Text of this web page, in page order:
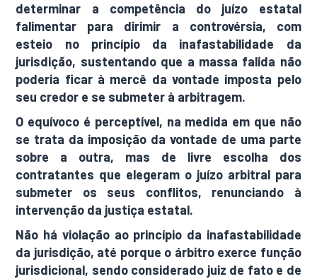
determinar a competência do juízo estatal
falimentar para dirimir a controvérsia, com
esteio no princípio da inafastabilidade da
jurisdição, sustentando que a massa falida não
poderia ficar à mercê da vontade imposta pelo
seu credor e se submeter à arbitragem.
O equívoco é perceptível, na medida em que não
se trata da imposição da vontade de uma parte
sobre a outra, mas de livre escolha dos
contratantes que elegeram o juízo arbitral para
submeter os seus conflitos, renunciando à
intervenção da justiça estatal.
Não há violação ao princípio da inafastabilidade
da jurisdição, até porque o árbitro exerce função
jurisdicional, sendo considerado juiz de fato e de